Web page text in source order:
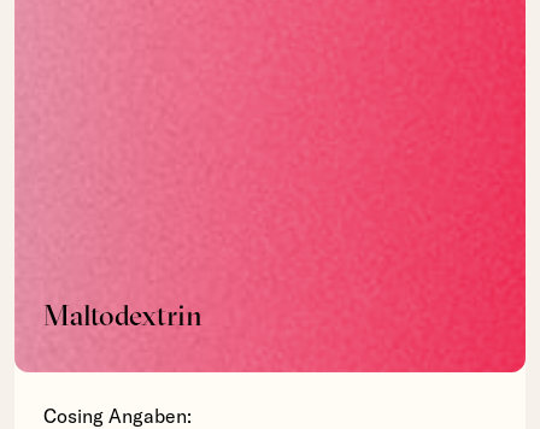
Maltodextrin
Cosing Angaben: